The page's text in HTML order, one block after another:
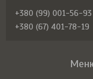
+380 (99) 001-56-93
+380 (67) 401-78-19